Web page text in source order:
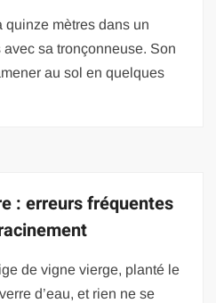
mètres dans un
sa tronçonneuse. Son
au sol en quelques
: erreurs fréquentes
de vigne vierge, planté le
d’eau, et rien ne se